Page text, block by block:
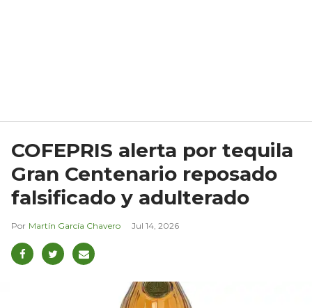
COFEPRIS alerta por tequila
Gran Centenario reposado
falsificado y adulterado
Martín García Chavero Jul 14, 2026